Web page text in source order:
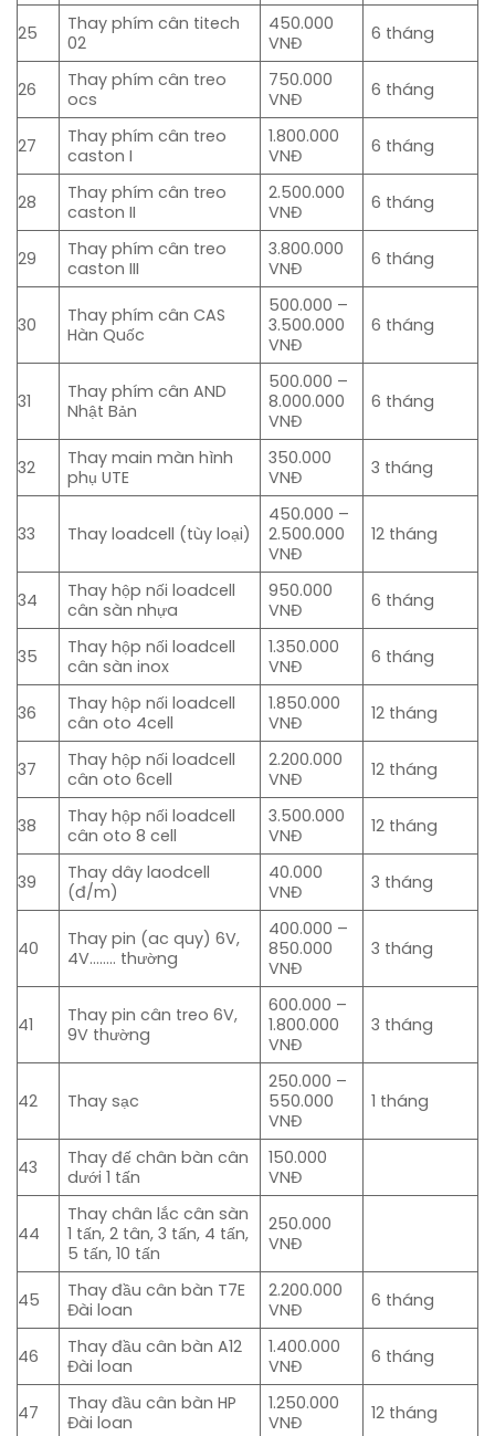
25
Thay phím cân titech
02
450.000
VNĐ
6 tháng
26
Thay phím cân treo
ocs
750.000
VNĐ
6 tháng
27
Thay phím cân treo
caston I
1.800.000
VNĐ
6 tháng
28
Thay phím cân treo
caston II
2.500.000
VNĐ
6 tháng
29
Thay phím cân treo
caston III
3.800.000
VNĐ
6 tháng
30
Thay phím cân CAS
Hàn Quốc
500.000 –
3.500.000
VNĐ
6 tháng
31
Thay phím cân AND
Nhật Bản
500.000 –
8.000.000
VNĐ
6 tháng
32
Thay main màn hình
phụ UTE
350.000
VNĐ
3 tháng
33 Thay loadcell (tùy loại)
450.000 –
2.500.000
VNĐ
12 tháng
34
Thay hộp nối loadcell
cân sàn nhựa
950.000
VNĐ
6 tháng
35
Thay hộp nối loadcell
cân sàn inox
1.350.000
VNĐ
6 tháng
36
Thay hộp nối loadcell
cân oto 4cell
1.850.000
VNĐ
12 tháng
37
Thay hộp nối loadcell
cân oto 6cell
2.200.000
VNĐ
12 tháng
38
Thay hộp nối loadcell
cân oto 8 cell
3.500.000
VNĐ
12 tháng
39
Thay dây laodcell
(đ/m)
40.000
VNĐ
3 tháng
40
Thay pin (ac quy) 6V,
4V…….. thường
400.000 –
850.000
VNĐ
3 tháng
41
Thay pin cân treo 6V,
9V thường
600.000 –
1.800.000
VNĐ
3 tháng
42 Thay sạc
250.000 –
550.000
VNĐ
1 tháng
43
Thay đế chân bàn cân
dưới 1 tấn
150.000
VNĐ
44
Thay chân lắc cân sàn
1 tấn, 2 tân, 3 tấn, 4 tấn,
5 tấn, 10 tấn
250.000
VNĐ
45
Thay đầu cân bàn T7E
Đài loan
2.200.000
VNĐ
6 tháng
46
Thay đầu cân bàn A12
Đài loan
1.400.000
VNĐ
6 tháng
47
Thay đầu cân bàn HP
Đài loan
1.250.000
VNĐ
12 tháng